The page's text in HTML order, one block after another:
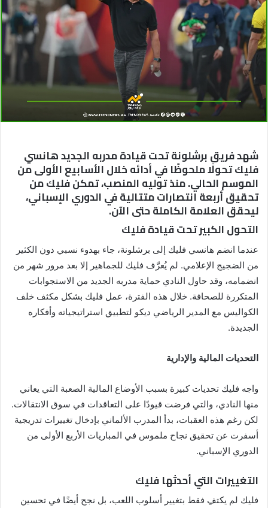
شهد فريق برشلونة تحت قيادة مدربه الجديد هانسي
فليك تحولًا ملحوظًا في أدائه خلال الأسابيع الأولى من
الموسم الحالي. منذ توليه المنصب، تمكن فليك من
تحقيق أربعة انتصارات متتالية في الدوري الإسباني،
ليحقق العلامة الكاملة حتى الآن.
التحول الكبير تحت قيادة فليك
عندما انضم هانسي فليك إلى برشلونة، جاء بهدوء نسبي دون الكثير
من الضجيج الإعلامي. لم يُعرَّف فليك للجماهير إلا بعد مرور شهر من
انضمامه، وقد حاول النادي حماية مدربه الجديد من الاستجوابات
المتكررة للصحافة. خلال هذه الفترة، عمل فليك بشكل مكثف خلف
الكواليس مع المدير الرياضي ديكو لتطبيق استراتيجياته وأفكاره
الجديدة.
التحديات المالية والإدارية
واجه فليك تحديات كبيرة بسبب الأوضاع المالية الصعبة التي يعاني
منها النادي، والتي فرضت قيودًا على التعاقدات في سوق الانتقالات.
لكن رغم هذه العقبات، بدأ المدرب الألماني بإدخال تغييرات تدريجية
أسفرت عن تحقيق نجاح ملموس في المباريات الأربع الأولى من
الدوري الإسباني.
التغييرات التي أحدثها فليك
فليك لم يكتفِ فقط بتغيير أسلوب اللعب، بل نجح أيضًا في تحسين